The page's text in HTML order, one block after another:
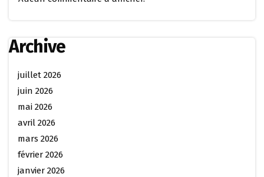
Archive
juillet 2026
juin 2026
mai 2026
avril 2026
mars 2026
février 2026
janvier 2026